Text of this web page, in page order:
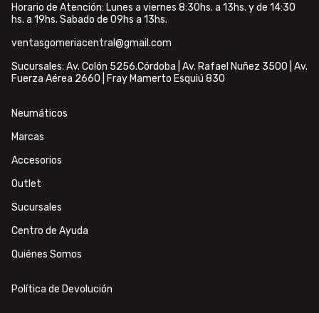
Horario de Atención: Lunes a viernes 8:30hs. a 13hs. y de 14:30
hs. a 19hs. Sabado de 09hs a 13hs.
ventasgomeriacentral@gmail.com
Sucursales: Av. Colón 5256.Córdoba | Av. Rafael Nuñez 3500 | Av.
Fuerza Aérea 2660 | Fray Mamerto Esquiú 830
Neumáticos
Marcas
Accesorios
Outlet
Sucursales
Centro de Ayuda
Quiénes Somos
Política de Devolución